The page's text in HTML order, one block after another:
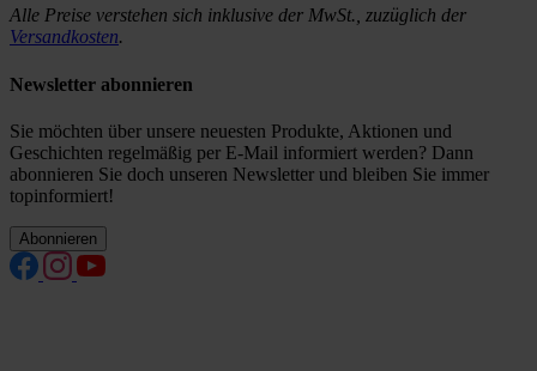
Alle Preise verstehen sich inklusive der MwSt., zuzüglich der
Versandkosten.
Newsletter abonnieren
Sie möchten über unsere neuesten Produkte, Aktionen und
Geschichten regelmäßig per E-Mail informiert werden? Dann
abonnieren Sie doch unseren Newsletter und bleiben Sie immer
topinformiert!
Abonnieren